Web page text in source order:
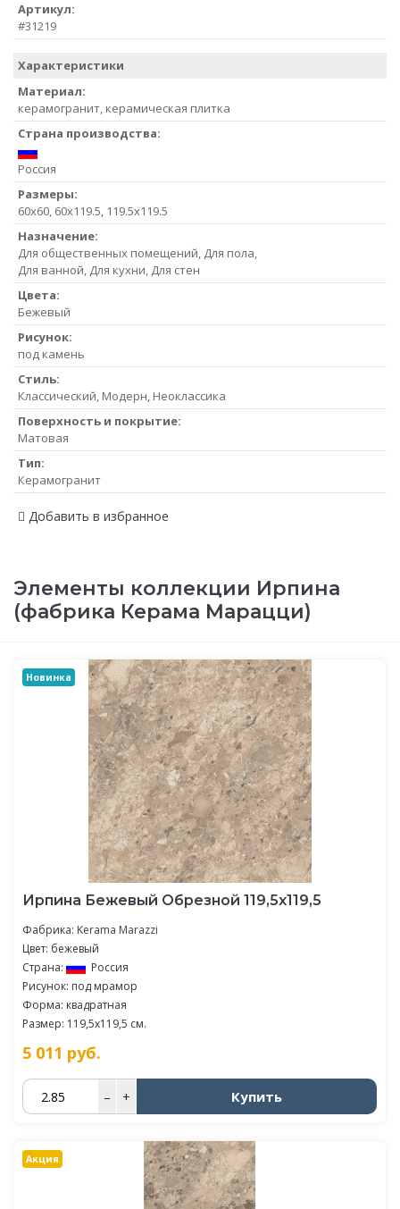
Артикул:
#31219
Характеристики
Материал:
керамогранит, керамическая плитка
Страна производства:
Россия
Размеры:
60x60, 60x119.5, 119.5x119.5
Назначение:
Для общественных помещений, Для пола,
Для ванной, Для кухни, Для стен
Цвета:
Бежевый
Рисунок:
под камень
Стиль:
Классический, Модерн, Неоклассика
Поверхность и покрытие:
Матовая
Тип:
Керамогранит
Добавить в избранное
Элементы коллекции Ирпина
(фабрика Керама Марацци)
Новинка
Ирпина Бежевый Обрезной 119,5х119,5
Фабрика: Kerama Marazzi
Цвет: бежевый
Страна:
Россия
Рисунок: под мрамор
Форма: квадратная
Размер: 119,5x119,5 см.
5 011 руб.
– + Купить
Акция